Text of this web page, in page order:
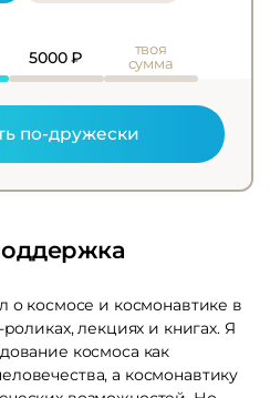
о космосе и космонавтике в
лекциях и книгах. Я
космоса как
а космонавтику
5000₽
твоя
сумма
по-дружески